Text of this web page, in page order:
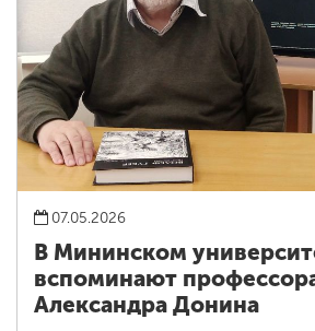
07.05.2026
В Мининском
вспоминают
Александра Донина